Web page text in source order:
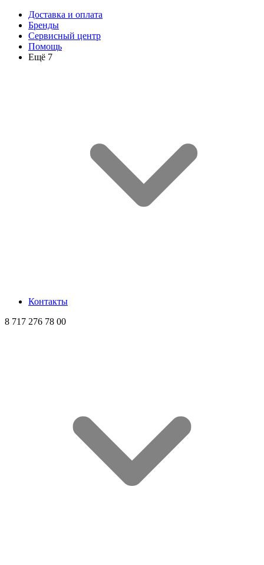
Доставка и оплата
Бренды
Сервисный центр
Помощь
Ещё 7
Контакты
8 717 276 78 00